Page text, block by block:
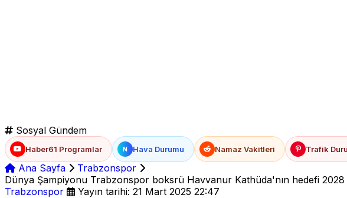
Sosyal Gündem
Haber61 Programlar N Hava Durumu Namaz Vakitleri Trafik
Ana Sayfa
Trabzonspor
Dünya Şampiyonu Trabzonspor boksrü Havvanur Kathüda'nın hedefi 2028
Trabzonspor
Yayın tarihi: 21 Mart 2025 22:47